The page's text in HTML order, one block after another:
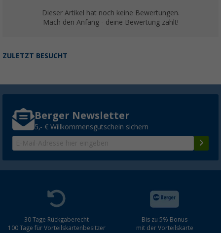
Dieser Artikel hat noch keine Bewertungen.
Mach den Anfang - deine Bewertung zählt!
ZULETZT BESUCHT
Berger Newsletter
5,- € Willkommensgutschein sichern
30 Tage Rückgaberecht
100 Tage für Vorteilskartenbesitzer
Bis zu 5% Bonus
mit der Vorteilskarte